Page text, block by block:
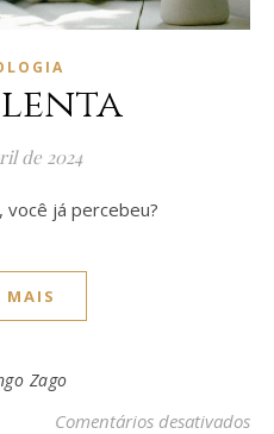
de 2024
você já percebeu?
MAIS
Zago
Comentários desativados